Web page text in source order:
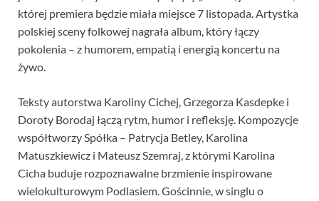
której premiera będzie miała miejsce 7 listopada. Artystka
polskiej sceny folkowej nagrała album, który łączy
pokolenia – z humorem, empatią i energią koncertu na
żywo.
Teksty autorstwa Karoliny Cichej, Grzegorza Kasdepke i
Doroty Borodaj łączą rytm, humor i refleksję. Kompozycje
współtworzy Spółka – Patrycja Betley, Karolina
Matuszkiewicz i Mateusz Szemraj, z którymi Karolina
Cicha buduje rozpoznawalne brzmienie inspirowane
wielokulturowym Podlasiem. Gościnnie, w singlu o